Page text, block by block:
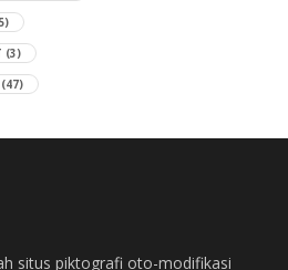
(3)
(47)
situs piktografi oto-modifikasi